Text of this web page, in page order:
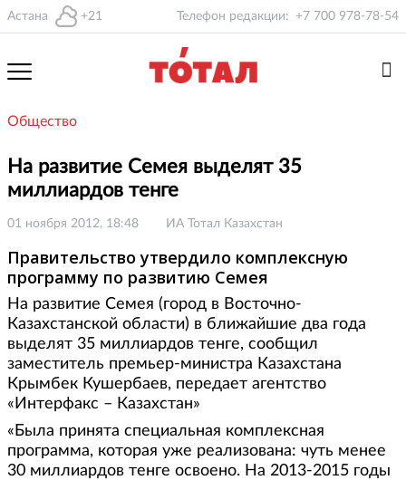
Астана +21 Телефон редакции: +7 700 978-78-54
Общество
На развитие Семея выделят 35
миллиардов тенге
01 ноября 2012, 18:48 ИА Тотал Казахстан
Правительство утвердило комплексную
программу по развитию Семея
На развитие Семея (город в Восточно-
Казахстанской области) в ближайшие два года
выделят 35 миллиардов тенге, сообщил
заместитель премьер-министра Казахстана
Крымбек Кушербаев, передает агентство
«Интерфакс – Казахстан»
«Была принята специальная комплексная
программа, которая уже реализована: чуть менее
30 миллиардов тенге освоено. На 2013-2015 годы